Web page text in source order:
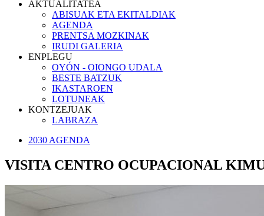
AKTUALITATEA
ABISUAK ETA EKITALDIAK
AGENDA
PRENTSA MOZKINAK
IRUDI GALERIA
ENPLEGU
OYÓN - OIONGO UDALA
BESTE BATZUK
IKASTAROEN
LOTUNEAK
KONTZEJUAK
LABRAZA
2030 AGENDA
VISITA CENTRO OCUPACIONAL